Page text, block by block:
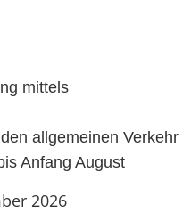
mittels
allgemeinen Verkehr
Anfang August
2026